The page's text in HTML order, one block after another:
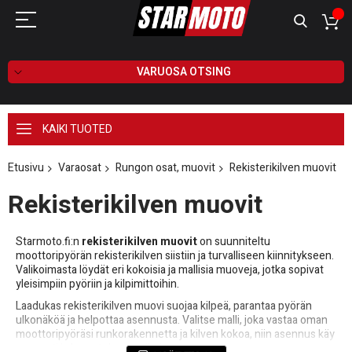
VARUOSA OTSING
KAIKI TUOTED
Etusivu Varaosat Rungon osat, muovit Rekisterikilven muovit
Rekisterikilven muovit
Starmoto.fi:n rekisterikilven muoviton suunniteltu
moottoripyörän rekisterikilven siistiin ja turvalliseen kiinnitykseen.
Valikoimasta löydät eri kokoisia ja mallisia muoveja, jotka sopivat
yleisimpiin pyöriin ja kilpimittoihin.
Laadukas rekisterikilven muovi suojaa kilpeä, parantaa pyörän
ulkonäköä ja helpottaa asennusta. Valitse malli, joka vastaa oman
moottoripyöräsi runkorakennetta ja kilven kokoa, niin asennus käy
nopeasti ja lopputulos on siisti.